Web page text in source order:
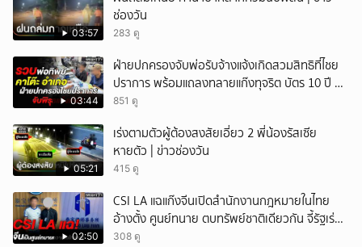
03:57
ช่องวัน
283 ดู
03:44
ฝ่ายปกครองจับพ่อรับจ้างแจ้งเกิดสวมสิทธิที่ไชย
ปราการ พร้อมแถลงทลายแก๊งทุจริต บัตร 10 ปี ที่
แม่สอด
851 ดู
05:21
เร่งตามตัวผู้ต้องสงสัยเอี่ยว 2 พี่น้องรัสเซีย
หายตัว | ข่าวช่องวัน
415 ดู
02:50
CSI LA แฉแก๊งจีนเปิดสำนักงานกฎหมายในไทย
อ้างตั้ง ศูนย์ทนาย ตบทรัพย์ชาติเดียวกัน จี้รัฐเร่ง
สอบ
308 ดู
ยกเลิก